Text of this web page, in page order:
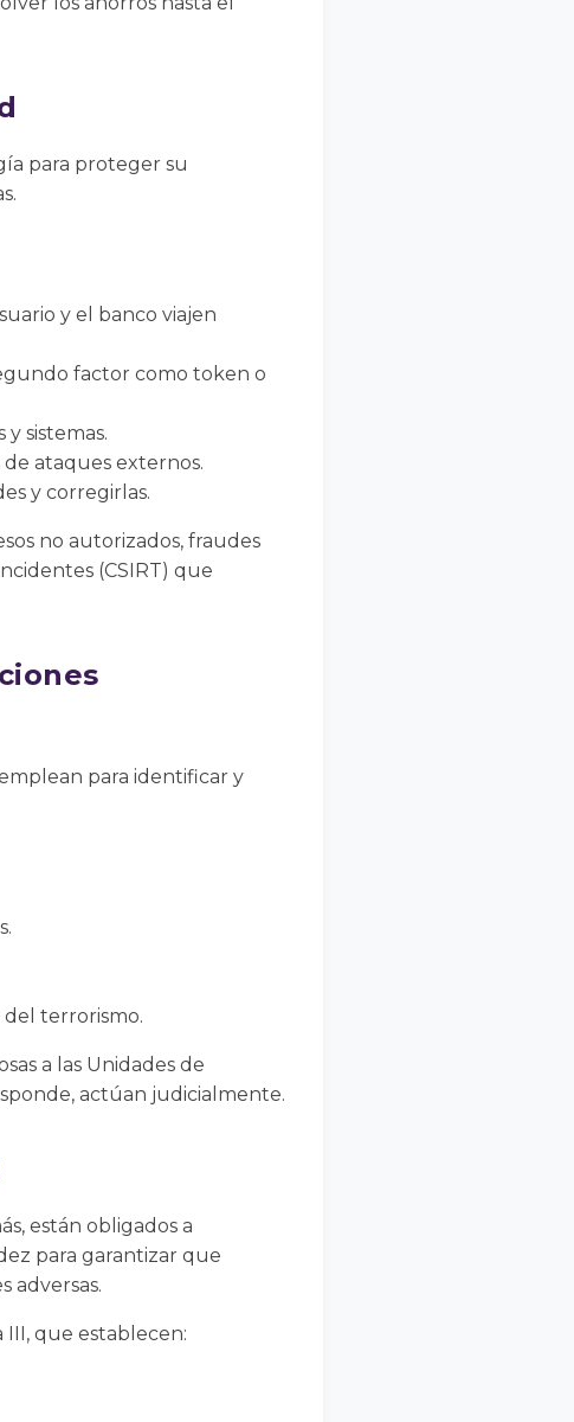
para proteger su
y el banco viajen
factor como token o
sistemas.
ataques externos.
y corregirlas.
no autorizados, fraudes
(CSIRT) que
para identificar y
del terrorismo.
a las Unidades de
actúan judicialmente.
están obligados a
para garantizar que
adversas.
III, que establecen: